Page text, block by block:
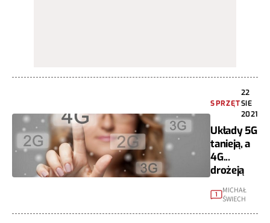
SPRZĘT
22
SIE
2021
Układy 5G
tanieją, a
4G...
drożeją
1
MICHAŁ
ŚWIECH